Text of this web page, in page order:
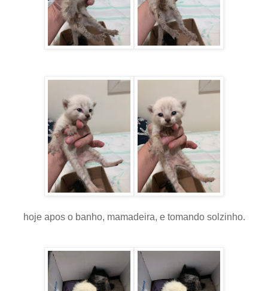
hoje apos o banho, mamadeira, e tomando solzinho.